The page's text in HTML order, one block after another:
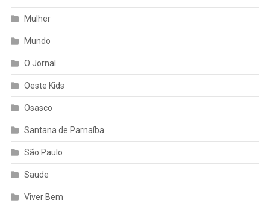
Mulher
Mundo
O Jornal
Oeste Kids
Osasco
Santana de Parnaíba
São Paulo
Saude
Viver Bem